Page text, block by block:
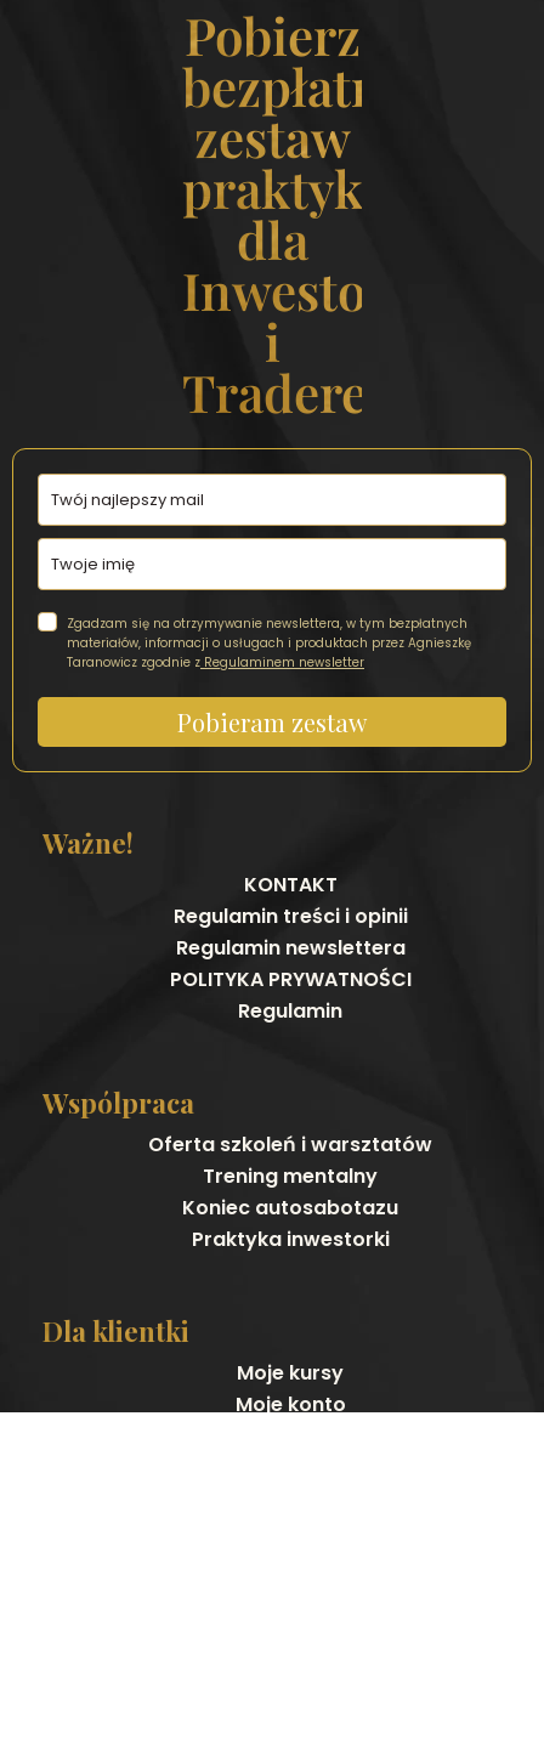
Pobierz
bezpłatny
zestaw
praktyk
dla
Inwestorek
i
Traderek
Zgadzam się na otrzymywanie newslettera, w tym bezpłatnych
materiałów, informacji o usługach i produktach przez Agnieszkę
Taranowicz zgodnie z Regulaminem newsletter
Pobieram zestaw
Ważne!
KONTAKT
Regulamin treści i opinii
Regulamin newslettera
POLITYKA PRYWATNOŚCI
Regulamin
Wspólpraca
Oferta szkoleń i warsztatów
Trening mentalny
Koniec autosabotazu
Praktyka inwestorki
Dla klientki
Moje kursy
Moje konto